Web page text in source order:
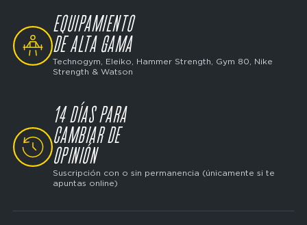
SVG
EQUIPAMIENTO
DE ALTA GAMA
Technogym, Eleiko, Hammer Strength, Gym 80, Nike
Strength & Watson
SVG
14 DÍAS PARA
CAMBIAR DE
OPINIÓN
Suscripción con o sin permanencia (únicamente si te
apuntas online)